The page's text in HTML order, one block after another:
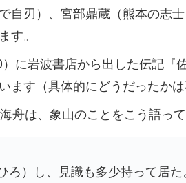
自刃）、宮部鼎蔵（熊本の志
す。
に岩波書店から出した伝記
す（具体的にどうだったかは
は、象山のことをこう語って
）し、見識も多少持って居た